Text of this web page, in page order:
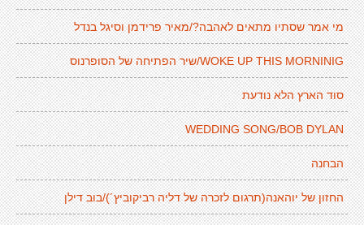
מי אמר שסתיו מתאים לאהבה?/מאיר פרידמן וסיגל בנדל
WOKE UP THIS MORNINIG/שיר הפתיחה של הסופרנוס
סוד הארץ הלא נודעת
WEDDING SONG/BOB DYLAN
הבחנה
החזון של יוהאנה(תרגום לזכרה של דליה רביקוביץ´)/בוב דילן